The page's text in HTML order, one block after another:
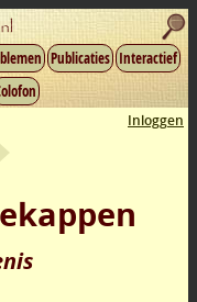
Publicaties Interactief
Inloggen